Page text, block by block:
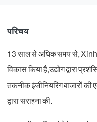
परिचय
13 साल से अधिक समय से,
विकास किया है,उद्योग द्वारा
तकनीक इंजीनियरिंग बाजारों
द्वारा सराहना की.